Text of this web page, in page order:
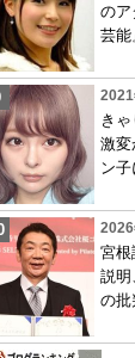
のア
芸能
き
激変
ン
宮根
説明
の批